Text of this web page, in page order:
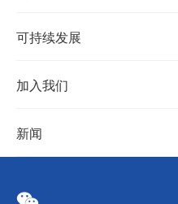
可持续发展
加入我们
新闻